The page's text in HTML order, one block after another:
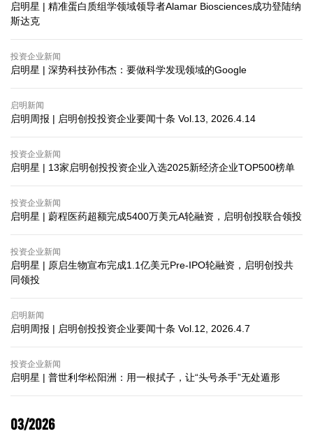
启明星 | 精准蛋白质组学领域领导者Alamar Biosciences成功登陆纳
斯达克
投资企业新闻
启明星 | 深势科技孙伟杰：要做科学发现领域的Google
启明新闻
启明周报 | 启明创投投资企业要闻十条 Vol.13, 2026.4.14
投资企业新闻
启明星 | 13家启明创投投资企业入选2025新经济企业TOP500榜单
投资企业新闻
启明星 | 蔚程医药超额完成5400万美元A轮融资，启明创投联合领投
投资企业新闻
启明星 | 原启生物宣布完成1.1亿美元Pre-IPO轮融资，启明创投共
同领投
启明新闻
启明周报 | 启明创投投资企业要闻十条 Vol.12, 2026.4.7
投资企业新闻
启明星 | 普世利华松阳洲：用一根拭子，让“头号杀手”无处遁形
03/2026